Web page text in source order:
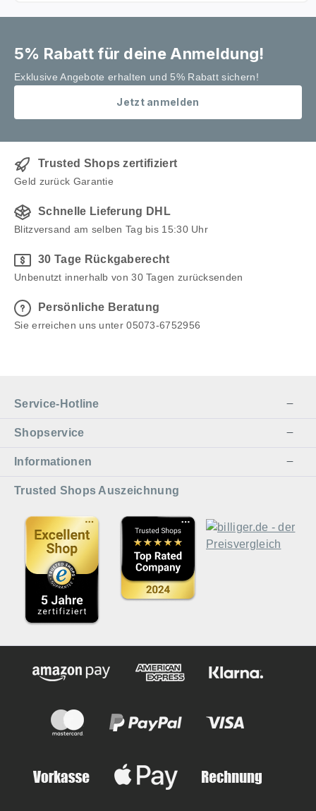
5% Rabatt für deine Anmeldung!
Exklusive Angebote erhalten und 5% Rabatt sichern!
Jetzt anmelden
Trusted Shops zertifiziert
Geld zurück Garantie
Schnelle Lieferung DHL
Blitzversand am selben Tag bis 15:30 Uhr
30 Tage Rückgaberecht
Unbenutzt innerhalb von 30 Tagen zurücksenden
Persönliche Beratung
Sie erreichen uns unter 05073-6752956
Service-Hotline
Shopservice
Informationen
Trusted Shops Auszeichnung